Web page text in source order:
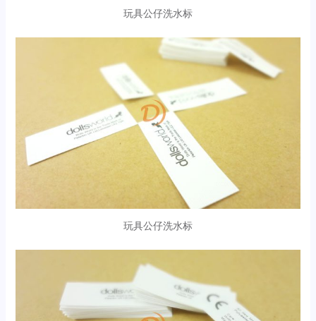
玩具公仔洗水标
玩具公仔洗水标